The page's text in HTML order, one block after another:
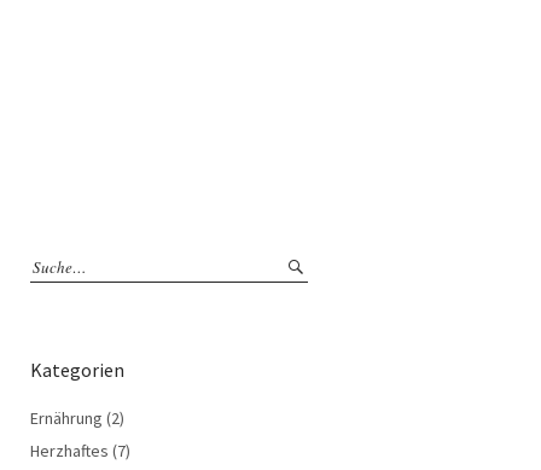
Kategorien
Ernährung (2)
Herzhaftes (7)